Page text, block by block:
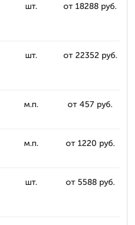
шт. от 18288 руб.
шт. от 22352 руб.
м.п. от 457 руб.
м.п. от 1220 руб.
шт. от 5588 руб.